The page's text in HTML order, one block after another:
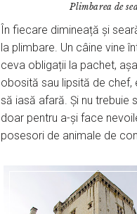
Plimbarea de
În fiecare dimineață și
la plimbare. Un câine vine
ceva obligații la pachet,
obosită sau lipsită de chef,
să iasă afară. Și nu trebuie
doar pentru a-și face
posesori de animale de